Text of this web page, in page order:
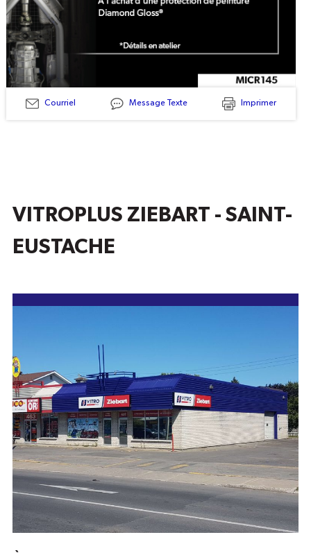
Courriel Message Texte Imprimer
MICR145
VITROPLUS ZIEBART - SAINT-
EUSTACHE